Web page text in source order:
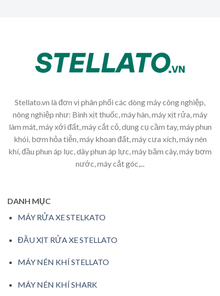
Stellato.vn là đơn vị phân phối các dòng máy công nghiệp,
nông nghiệp như: Bình xịt thuốc, máy hàn, máy xịt rửa, máy
làm mát, máy xới đất, máy cắt cỏ, dụng cụ cầm tay, máy phun
khói, bơm hỏa tiễn, máy khoan đất, máy cưa xích, máy nén
khí, đầu phun áp lục, dây phun áp lực, máy băm cây, máy bơm
nước, máy cắt góc,...
DANH MỤC
MÁY RỬA XE STELKATO
ĐẦU XỊT RỬA XE STELLATO
MÁY NÉN KHÍ STELLATO
MÁY NÉN KHÍ SHARK